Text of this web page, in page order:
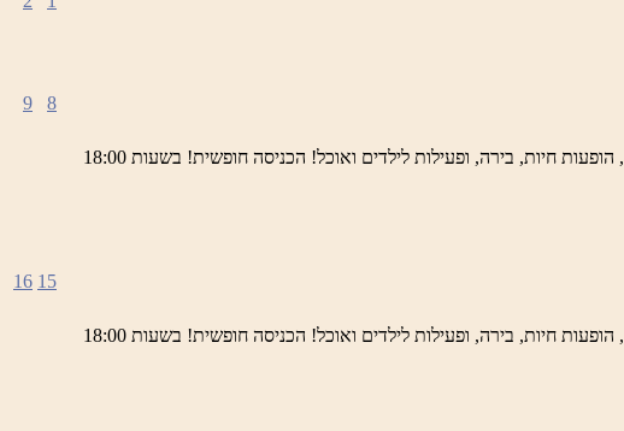
ימי חמישי באתר השחזור בראש פינה מוזמנים לחוויה תרבותית, להנות מהיופי של ראש פינה העתיקה, עם שלל גלריות, דוכנים, הופעות חיות, בירה, ופעילות לילדים ואוכל! הכניסה חופשית! בשעות 18:00
8
9
ימי חמישי באתר השחזור בראש פינה מוזמנים לחוויה תרבותית, להנות מהיופי של ראש פינה העתיקה, עם שלל גלריות, דוכנים, הופעות חיות, בירה, ופעילות לילדים ואוכל! הכניסה חופשית! בשעות 18:00
15
16